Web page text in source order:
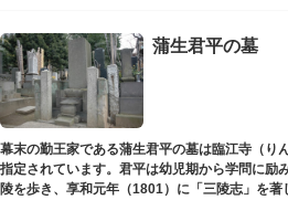
蒲生君平の墓
幕末の勤王家である蒲生君平の墓は臨江寺（り
指定されています。君平は幼児期から学問に励
陵を歩き、享和元年（1801）に「三陵志」を